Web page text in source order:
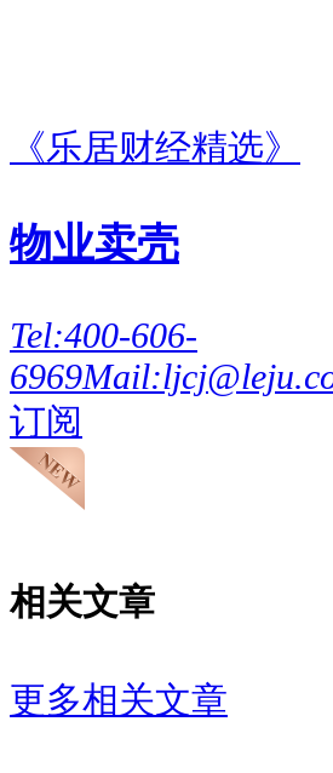
《乐居财经精选》
物业卖壳
Tel:400-606-
6969Mail:
订阅
相关文章
更多相关文章